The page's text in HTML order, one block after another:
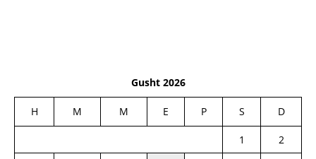
Gusht 2026
H M M E P S D
1
2